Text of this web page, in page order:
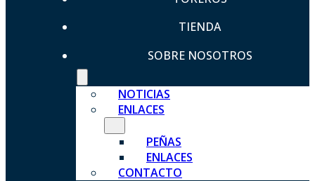
TIENDA
SOBRE NOSOTROS
NOTICIAS
ENLACES
PEÑAS
ENLACES
CONTACTO